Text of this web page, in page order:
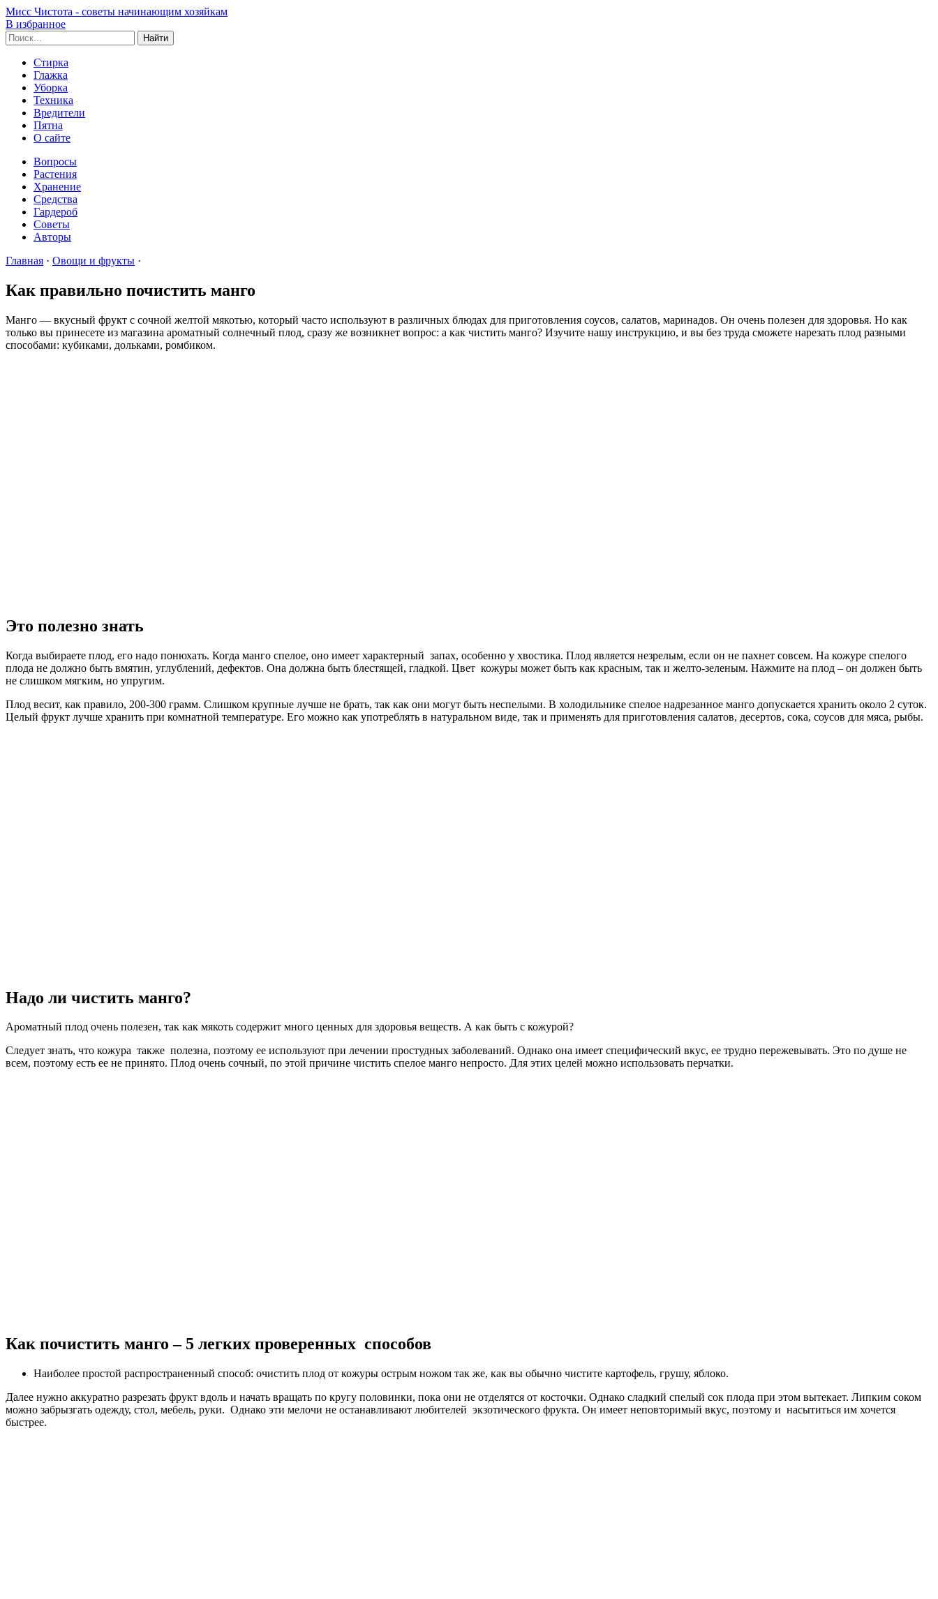
Мисс Чистота - советы начинающим хозяйкам
В избранное
Стирка
Глажка
Уборка
Техника
Вредители
Пятна
О сайте
Вопросы
Растения
Хранение
Средства
Гардероб
Советы
Авторы
Главная · Овощи и фрукты ·
Как правильно почистить манго
Манго — вкусный фрукт с сочной желтой мякотью, который часто используют в различных блюдах для приготовления соусов, салатов, маринадов. Он очень полезен для здоровья. Но как
только вы принесете из магазина ароматный солнечный плод, сразу же возникнет вопрос: а как чистить манго? Изучите нашу инструкцию, и вы без труда сможете нарезать плод разными
способами: кубиками, дольками, ромбиком.
Это полезно знать
Когда выбираете плод, его надо понюхать. Когда манго спелое, оно имеет характерный запах, особенно у хвостика. Плод является незрелым, если он не пахнет совсем. На кожуре спелого
плода не должно быть вмятин, углублений, дефектов. Она должна быть блестящей, гладкой. Цвет кожуры может быть как красным, так и желто-зеленым. Нажмите на плод – он должен быть
не слишком мягким, но упругим.
Плод весит, как правило, 200-300 грамм. Слишком крупные лучше не брать, так как они могут быть неспелыми. В холодильнике спелое надрезанное манго допускается хранить около 2 суток.
Целый фрукт лучше хранить при комнатной температуре. Его можно как употреблять в натуральном виде, так и применять для приготовления салатов, десертов, сока, соусов для мяса, рыбы.
Надо ли чистить манго?
Ароматный плод очень полезен, так как мякоть содержит много ценных для здоровья веществ. А как быть с кожурой?
Следует знать, что кожура также полезна, поэтому ее используют при лечении простудных заболеваний. Однако она имеет специфический вкус, ее трудно пережевывать. Это по душе не
всем, поэтому есть ее не принято. Плод очень сочный, по этой причине чистить спелое манго непросто. Для этих целей можно использовать перчатки.
Как почистить манго – 5 легких проверенных способов
Наиболее простой распространенный способ: очистить плод от кожуры острым ножом так же, как вы обычно чистите картофель, грушу, яблоко.
Далее нужно аккуратно разрезать фрукт вдоль и начать вращать по кругу половинки, пока они не отделятся от косточки. Однако сладкий спелый сок плода при этом вытекает. Липким соком
можно забрызгать одежду, стол, мебель, руки. Однако эти мелочи не останавливают любителей экзотического фрукта. Он имеет неповторимый вкус, поэтому и насытиться им хочется
быстрее.